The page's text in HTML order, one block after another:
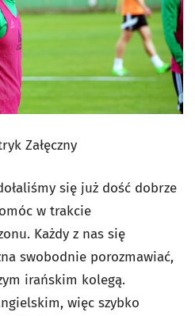
Załęczny
się już dość dobrze
w trakcie
Każdy z nas się
swobodnie porozmawiać,
irańskim kolegą.
więc szybko